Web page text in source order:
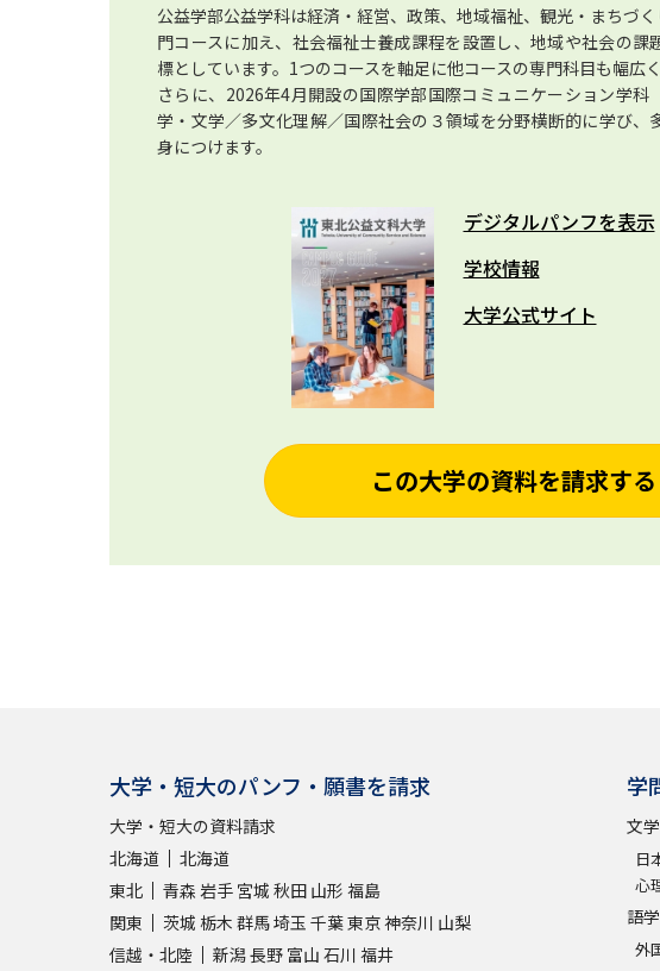
公益学部公益学科は経済・経営、政策、地域福祉、観光・まちづ
門コースに加え、社会福祉士養成課程を設置し、地域や社会の課
標としています。1つのコースを軸足に他コースの専門科目も幅広
さらに、2026年4月開設の国際学部国際コミュニケーション学科
学・文学／多文化理解／国際社会の３領域を分野横断的に学び、
身につけます。
デジタルパンフを表示
学校情報
大学公式サイト
この大学の資料を請求する
大学・短大のパンフ・願書を請求
大学・短大の資料請求
北海道
北海道
東北
青森 岩手 宮城 秋田 山形 福島
関東
茨城 栃木 群馬埼玉 千葉東京神奈川 山梨
信越・北陸
新潟長野 富山 石川 福井
学
文
日
心
語
外